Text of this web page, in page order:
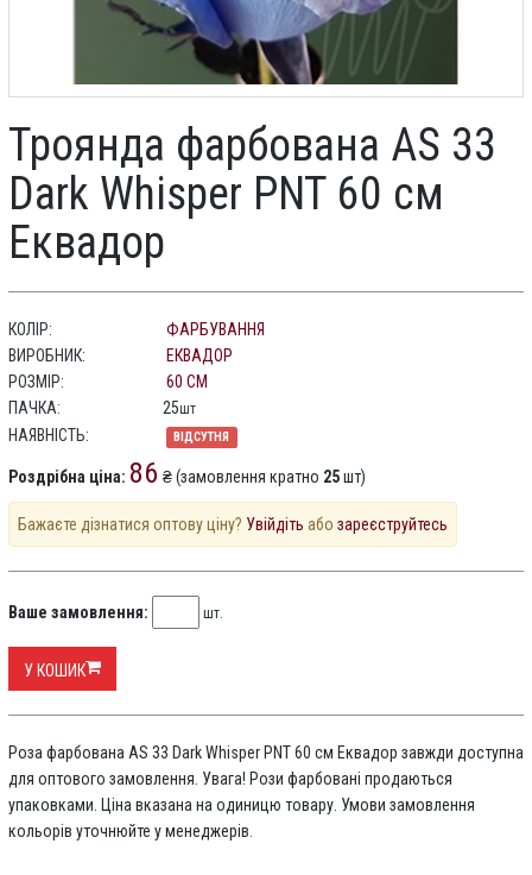
Троянда фарбована AS 33
Dark Whisper PNT 60 см
Еквадор
КОЛІР:
ФАРБУВАННЯ
ВИРОБНИК:
ЕКВАДОР
РОЗМІР:
60 СМ
ПАЧКА:
25шт
НАЯВНІСТЬ: ВІДСУТНЯ
Роздрібна ціна: 86 ₴ (замовлення кратно 25шт)
Бажаєте дізнатися оптову ціну? Увійдіть або зареєструйтесь
Ваше замовлення: шт.
У КОШИК
Роза фарбована AS 33 Dark Whisper PNT 60 см Еквадор завжди доступна
для оптового замовлення. Увага! Рози фарбовані продаються
упаковками. Ціна вказана на одиницю товару. Умови замовлення
кольорів уточнюйте у менеджерів.